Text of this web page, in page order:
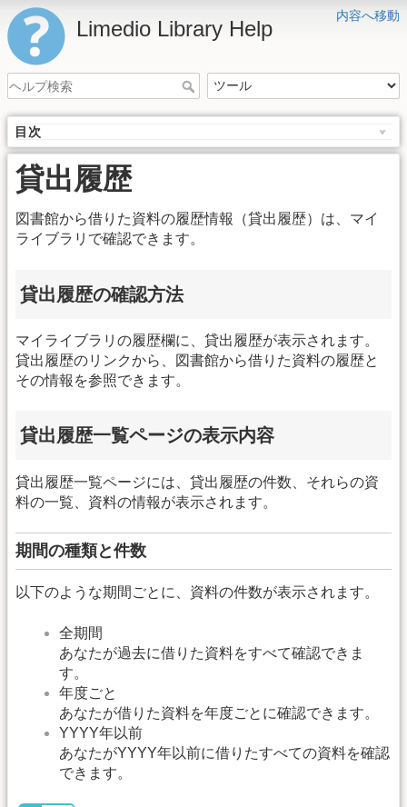
内容へ移動
Limedio Library Help
目次
貸出履歴
図書館から借りた資料の履歴情報（貸出履歴）は、マイ
ライブラリで確認できます。
貸出履歴の確認方法
マイライブラリの履歴欄に、貸出履歴が表示されます。
貸出履歴のリンクから、図書館から借りた資料の履歴と
その情報を参照できます。
貸出履歴一覧ページの表示内容
貸出履歴一覧ページには、貸出履歴の件数、それらの資
料の一覧、資料の情報が表示されます。
期間の種類と件数
以下のような期間ごとに、資料の件数が表示されます。
全期間
あなたが過去に借りた資料をすべて確認できま
す。
年度ごと
あなたが借りた資料を年度ごとに確認できます。
YYYY年以前
あなたがYYYY年以前に借りたすべての資料を確認
できます。